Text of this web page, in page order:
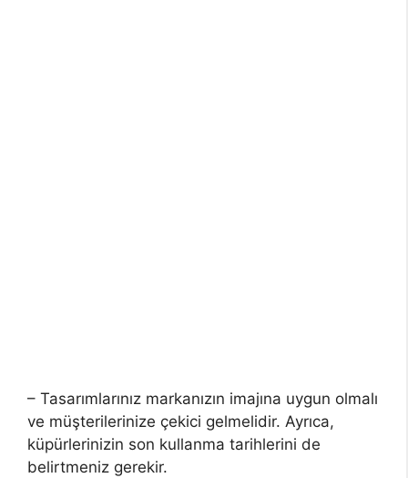
– Tasarımlarınız markanızın imajına uygun olmalı
ve müşterilerinize çekici gelmelidir. Ayrıca,
küpürlerinizin son kullanma tarihlerini de
belirtmeniz gerekir.